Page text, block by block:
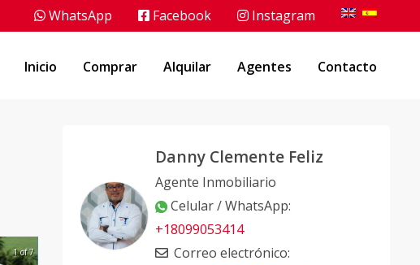
WhatsApp Facebook Instagram
Inicio Comprar Alquilar Agentes Contacto
1 of 7
Danny Clemente Feliz
Agente Inmobiliario
Celular / WhatsApp:
+18099053414
Correo electrónico: